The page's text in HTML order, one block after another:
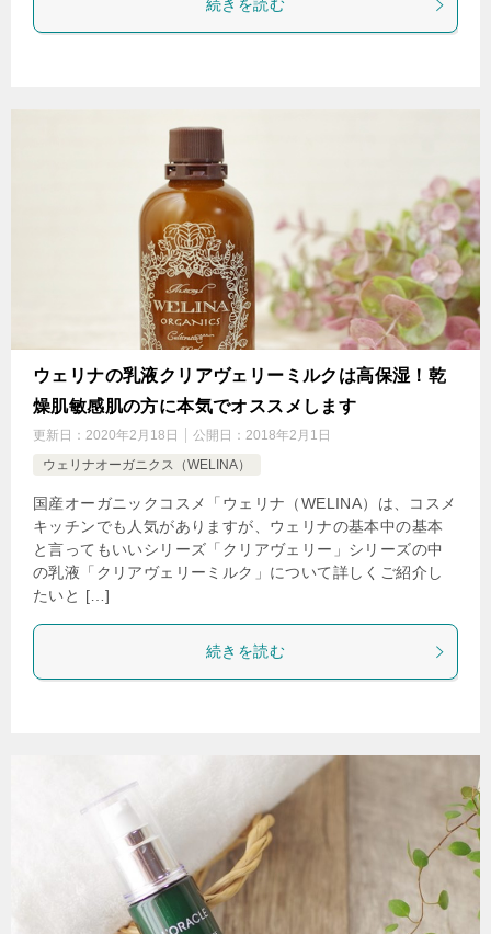
続きを読む
ウェリナの乳液クリアヴェリーミルクは高保湿！乾
燥肌敏感肌の方に本気でオススメします
更新日： 2020年2月18日 公開日： 2018年2月1日
ウェリナオーガニクス（WELINA）
国産オーガニックコスメ「ウェリナ（WELINA）は、コスメ
キッチンでも人気がありますが、ウェリナの基本中の基本
と言ってもいいシリーズ「クリアヴェリー」シリーズの中
の乳液「クリアヴェリーミルク」について詳しくご紹介し
たいと […]
続きを読む